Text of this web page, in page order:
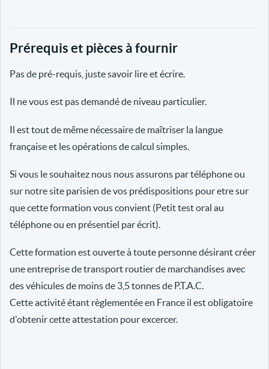
Prérequis et pièces à fournir
Pas de pré-requis, juste savoir lire et écrire.
Il ne vous est pas demandé de niveau particulier.
Il est tout de même nécessaire de maîtriser la langue
française et les opérations de calcul simples.
Si vous le souhaitez nous nous assurons par téléphone ou
sur notre site parisien de vos prédispositions pour etre sur
que cette formation vous convient (Petit test oral au
téléphone ou en présentiel par écrit).
Cette formation est ouverte à toute personne désirant créer
une entreprise de transport routier de marchandises avec
des véhicules de moins de 3,5 tonnes de P.T.A.C.
Cette activité étant règlementée en France il est obligatoire
d'obtenir cette attestation pour excercer.